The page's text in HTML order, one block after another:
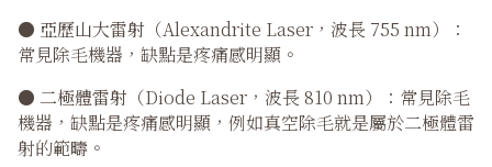
● 亞歷山大雷射 （Alexandrite Laser，波長 755 nm）：
常見除毛機器，缺點是疼痛感明顯。
● 二極體雷射 （Diode Laser，波長 810 nm）：常見除毛
機器，缺點是疼痛感明顯，例如真空除毛就是屬於二極體雷
射的範疇。